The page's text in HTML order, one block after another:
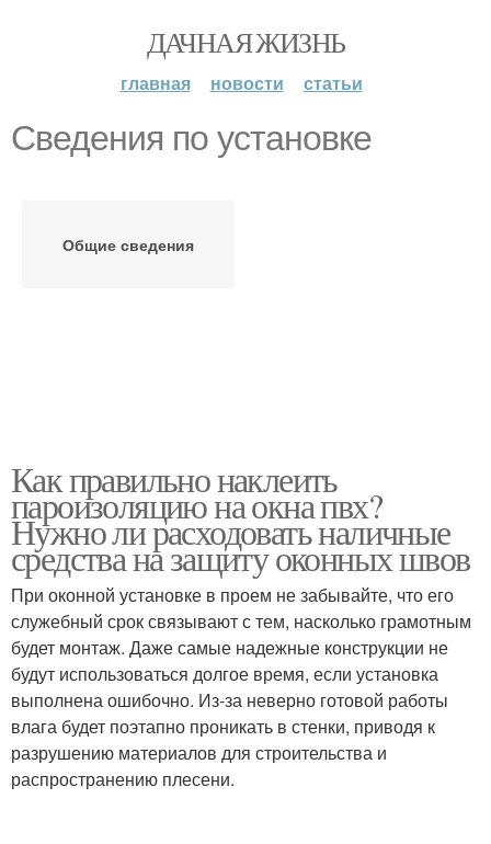
ДАЧНАЯ ЖИЗНЬ
главная новости статьи
Сведения по установке
Общие сведения
Как правильно наклеить
пароизоляцию на окна пвх?
Нужно ли расходовать наличные
средства на защиту оконных швов
При оконной установке в проем не забывайте, что его
служебный срок связывают с тем, насколько грамотным
будет монтаж. Даже самые надежные конструкции не
будут использоваться долгое время, если установка
выполнена ошибочно. Из-за неверно готовой работы
влага будет поэтапно проникать в стенки, приводя к
разрушению материалов для строительства и
распространению плесени.